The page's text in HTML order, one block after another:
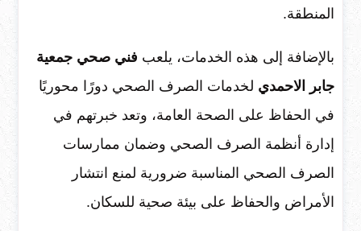
المنطقة.
بالإضافة إلى هذه الخدمات، يلعب فني صحي جمعية
جابر الاحمدي لخدمات الصرف الصحي دورًا محوريًا
في الحفاظ على الصحة العامة، وتعد خبرتهم في
إدارة أنظمة الصرف الصحي وضمان ممارسات
الصرف الصحي المناسبة ضرورية لمنع انتشار
الأمراض والحفاظ على بيئة صحية للسكان.